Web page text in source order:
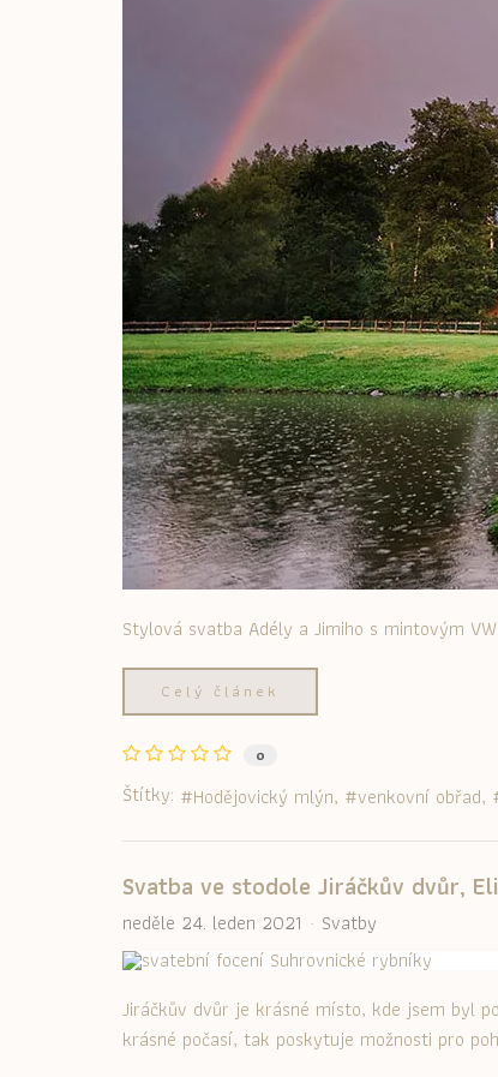
Stylová svatba Adély a Jimiho s mintovým
Celý článek
0
Štítky: Hodějovický mlýn venkovní obřad
Svatba ve stodole Jiráčkův dvůr,
neděle 24. leden 2021 Svatby
Jiráčkův dvůr je krásné místo, kde jsem byl
krásné počasí, tak poskytuje možnosti pro